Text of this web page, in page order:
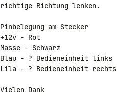
richtige Richtung lenken.
Pinbelegung am Stecker
+12v - Rot
Masse - Schwarz
Blau - ? Bedieneinheit links
Lila - ? Bedieneinheit rechts
Vielen Dank